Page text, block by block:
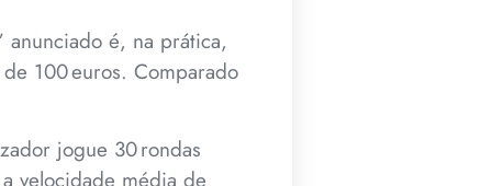
é, na prática,
100 euros. Comparado
jogue 30 rondas
velocidade média de